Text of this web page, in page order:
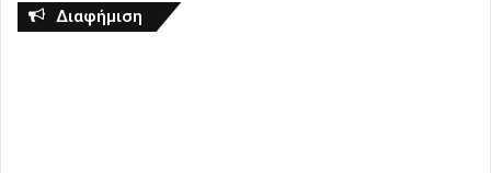
Διαφήμιση